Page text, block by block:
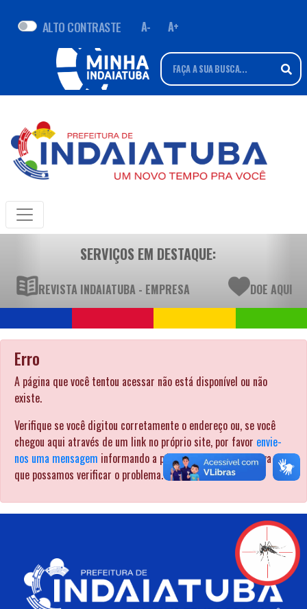
ALTO CONTRASTE A- A+
SERVIÇOS EM DESTAQUE:
REVISTA INDAIATUBA - EMPRESA DOE AQUI
Erro
A página que você tentou acessar não está disponível ou não
existe.
Verifique se você digitou corretamente o endereço ou, se você
chegou aqui através de um link no próprio site, por favor envie-
nos uma mensagem informando a página pela qual procurava para
que possamos verificar o problema. .